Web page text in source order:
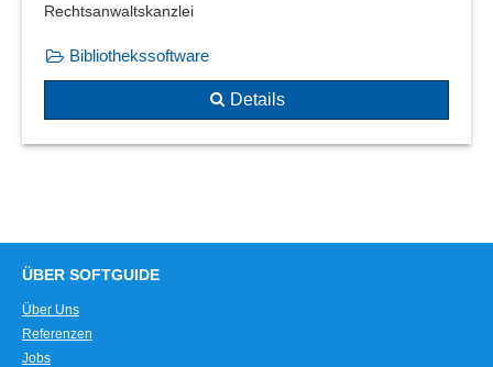
Rechtsanwaltskanzlei
Bibliothekssoftware
Details
ÜBER SOFTGUIDE
Über Uns
Referenzen
Jobs